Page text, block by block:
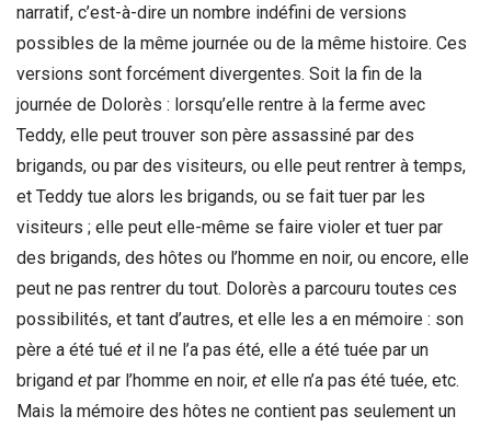
narratif, c’est-à-dire un nombre indéfini de versions
possibles de la même journée ou de la même histoire. Ces
versions sont forcément divergentes. Soit la fin de la
journée de Dolorès : lorsqu’elle rentre à la ferme avec
Teddy, elle peut trouver son père assassiné par des
brigands, ou par des visiteurs, ou elle peut rentrer à temps,
et Teddy tue alors les brigands, ou se fait tuer par les
visiteurs ; elle peut elle-même se faire violer et tuer par
des brigands, des hôtes ou l’homme en noir, ou encore, elle
peut ne pas rentrer du tout. Dolorès a parcouru toutes ces
possibilités, et tant d’autres, et elle les a en mémoire : son
père a été tué et il ne l’a pas été, elle a été tuée par un
brigand et par l’homme en noir, et elle n’a pas été tuée, etc.
Mais la mémoire des hôtes ne contient pas seulement un